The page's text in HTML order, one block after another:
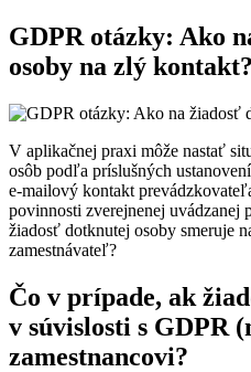
GDPR otázky: Ako
osoby na zlý kontakt?
V aplikačnej praxi môže nastať
osôb podľa príslušných
e-mailový kontakt
povinnosti zverejnenej
žiadosť dotknutej osoby smeruje
zamestnávateľ?
Čo v prípade, ak
v súvislosti s GDPR
zamestnancovi?